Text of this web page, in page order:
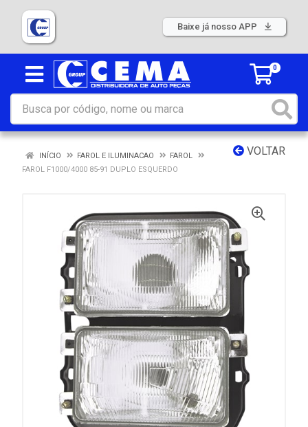
Baixe já nosso APP
0
VOLTAR
INÍCIO FAROL E ILUMINACAO
FAROL
FAROL F1000/4000 85-91 DUPLO ESQUERDO